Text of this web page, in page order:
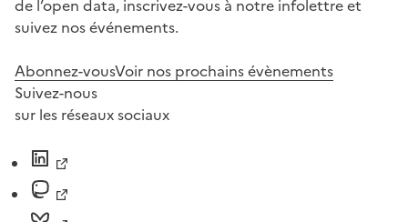
de l’open data, inscrivez-vous à notre infolettre et
suivez nos événements.
Abonnez-vousVoir nos prochains évènements
Suivez-nous
sur les réseaux sociaux